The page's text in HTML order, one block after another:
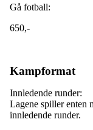
Gå fotball:
650,-
Kampformat
Innledende runder:
Lagene spiller enten
innledende runder.